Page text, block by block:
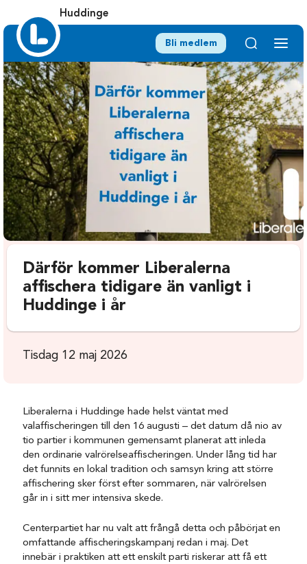
Huddinge
Bli medlem
Därför kommer Liberalerna
affischera tidigare än vanligt i
Huddinge i år
Tisdag 12 maj 2026
Liberalerna i Huddinge hade helst väntat med
valaffischeringen till den 16 augusti – det datum då nio av
tio partier i kommunen gemensamt planerat att inleda
den ordinarie valrörelseaffischeringen. Under lång tid har
det funnits en lokal tradition och samsyn kring att större
affischering sker först efter sommaren, när valrörelsen
går in i sitt mer intensiva skede.
Centerpartiet har nu valt att frångå detta och påbörjat en
omfattande affischeringskampanj redan i maj. Det
innebär i praktiken att ett enskilt parti riskerar att få ett